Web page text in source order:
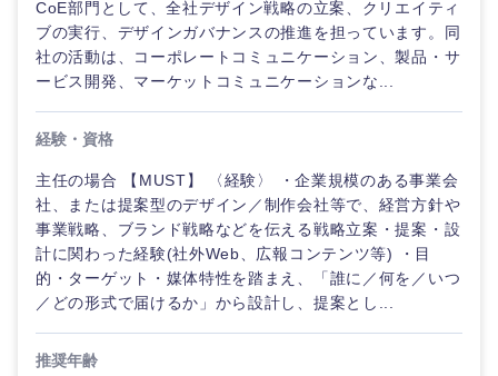
CoE部門として、全社デザイン戦略の立案、クリエイティ
ブの実行、デザインガバナンスの推進を担っています。同
社の活動は、コーポレートコミュニケーション、製品・サ
ービス開発、マーケットコミュニケーションな...
経験・資格
主任の場合 【MUST】 〈経験〉 ・企業規模のある事業会
社、または提案型のデザイン／制作会社等で、経営方針や
事業戦略、ブランド戦略などを伝える戦略立案・提案・設
計に関わった経験(社外Web、広報コンテンツ等) ・目
的・ターゲット・媒体特性を踏まえ、「誰に／何を／いつ
／どの形式で届けるか」から設計し、提案とし...
推奨年齢